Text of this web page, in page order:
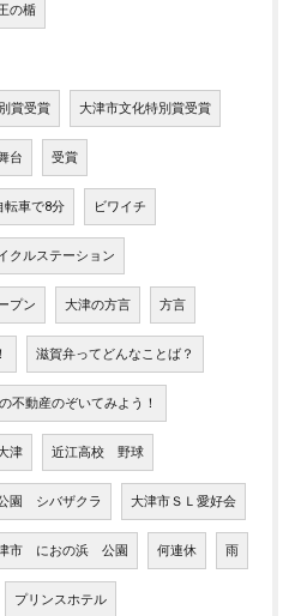
の楯
賞受賞 大津市文化特別賞受賞
台 受賞
転車で8分 ビワイチ
クルステーション
プン 大津の方言 方言
滋賀弁ってどんなことば？
不動産のぞいてみよう！
津 近江高校 野球
園 シバザクラ 大津市ＳＬ愛好会
市 におの浜 公園 何連休 雨
プリンスホテル